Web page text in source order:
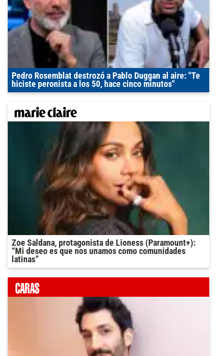
Pedro Rosemblat destrozó a Pablo Duggan al aire: "Te
hiciste peronista a los 50, hace cinco minutos"
Zoe Saldana, protagonista de Lioness (Paramount+):
“Mi deseo es que nos unamos como comunidades
latinas”